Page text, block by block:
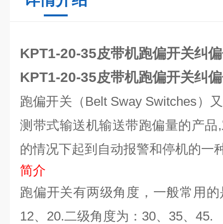
KPT1-20-35皮带机跑偏开关纠
KPT1-20-35皮带机跑偏开关纠
跑偏开关（Belt Sway Switches）
测带式输送机输送带跑偏量的产
的情况下起到自动报警和停机的一
简介
跑偏开关有两级角度，一般常用
12、20.二级角度为：30、35、45.